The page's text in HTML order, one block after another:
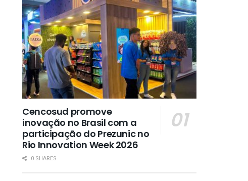
Cencosud promove
inovação no Brasil com a
participação do Prezunic no
Rio Innovation Week 2026
0 SHARES